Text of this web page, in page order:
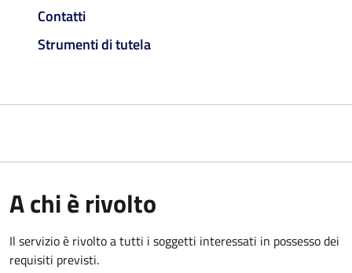
Contatti
Strumenti di tutela
A chi è rivolto
Il servizio è rivolto a tutti i soggetti interessati in possesso dei
requisiti previsti.